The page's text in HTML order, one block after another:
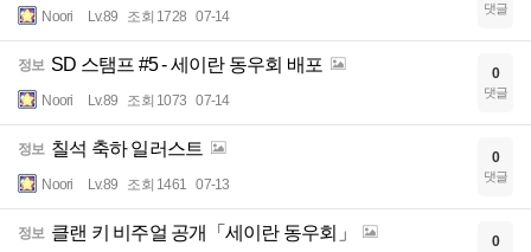
Noori Lv.89 조회 1728 07-14 댓글
정보 SD 스탬프 #5 - 세이란 동우회 배포
Noori Lv.89 조회 1073 07-14
0
댓글
정보 칠석 축하 일러스트
Noori Lv.89 조회 1461 07-13
0
댓글
정보 클랜 키 비주얼 공개「세이란 동우회」 0